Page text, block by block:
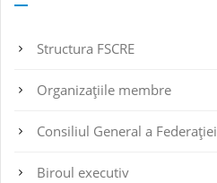
Structura FSCRE
Organizațiile membre
Consiliul General a Federației
Biroul executiv